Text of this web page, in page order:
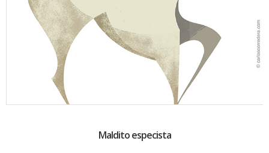
Maldito especista